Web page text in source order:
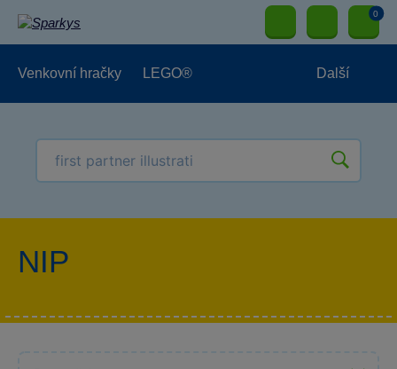
0
Venkovní hračky LEGO® Další
NIP